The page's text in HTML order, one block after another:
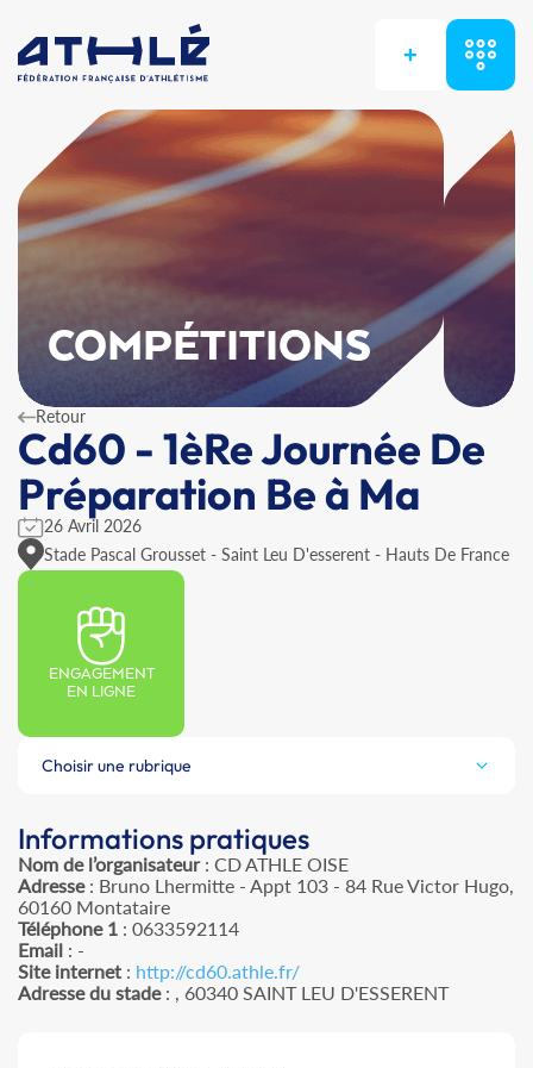
+
COMPÉTITIONS
Retour
Cd60 - 1èRe Journée De
Préparation Be à Ma
26 Avril 2026
Stade Pascal Grousset - Saint Leu D'esserent - Hauts De France
ENGAGEMENT
EN LIGNE
Choisir une rubrique
Informations pratiques
Nom de l’organisateur: CD ATHLE OISE
Adresse: Bruno Lhermitte - Appt 103 - 84 Rue Victor Hugo,
60160 Montataire
Téléphone 1 : 0633592114
Email : -
Site internet : http://cd60.athle.fr/
Adresse du stade: , 60340 SAINT LEU D'ESSERENT